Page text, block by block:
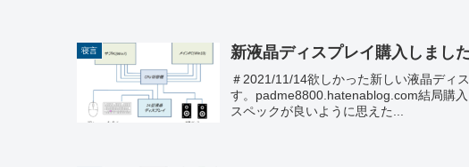
寝言 新液晶ディスプレイ購入しました
＃2021/11/14欲しかった新しい液晶ディ
す。padme8800.hatenablog.com結局購
スペックが良いように思えた...